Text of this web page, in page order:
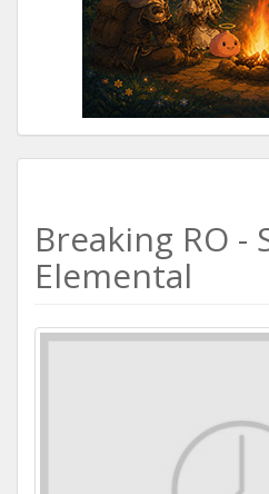
Breaking RO -
Elemental